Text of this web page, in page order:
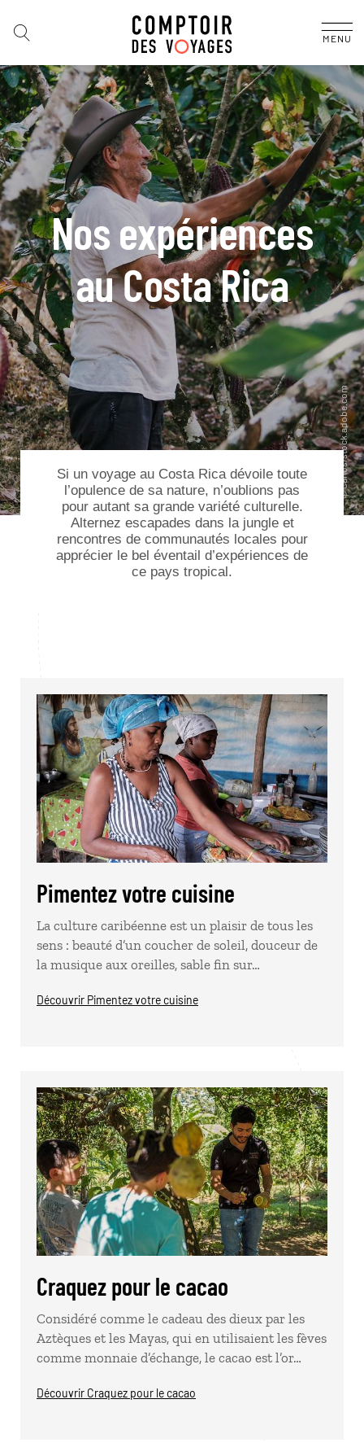
MENU
Nos expériences
au Costa Rica
Si un voyage au Costa Ricadévoile toute
l’opulence de sa nature, n’oublions pas
pour autant sa grande variété culturelle.
Alternez escapades dans la jungle et
rencontres de communautés locales pour
apprécier le bel éventail d’expériences de
ce pays tropical.
Pimentez votre cuisine
La culture caribéenne est un plaisir de tous les
sens : beauté d’un coucher de soleil, douceur de
la musique aux oreilles, sable fin sur…
Découvrir Pimentez votre cuisine
Craquez pour le cacao
Considéré comme le cadeau des dieux par les
Aztèques et les Mayas, qui en utilisaient les fèves
comme monnaie d’échange, le cacao est l’or…
Découvrir Craquez pour le cacao